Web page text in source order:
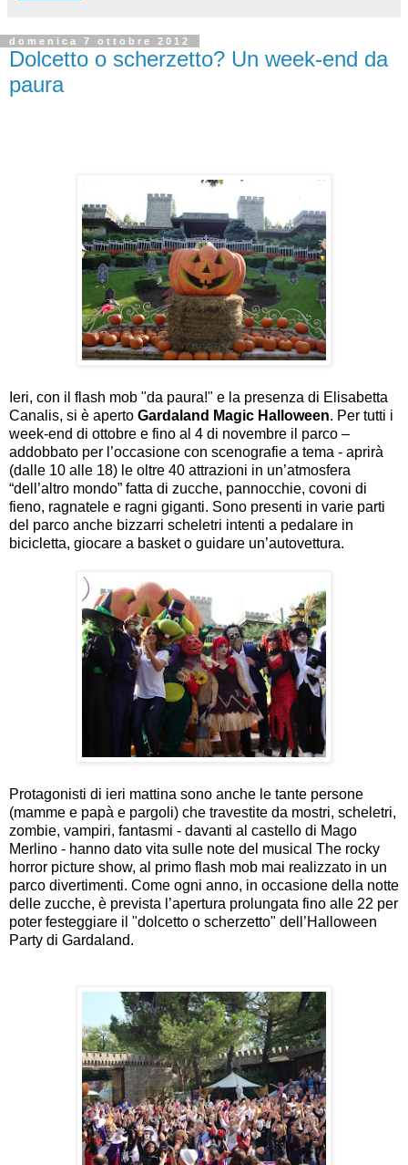
domenica 7 ottobre 2012
Dolcetto o scherzetto? Un week-end da
paura
Ieri, con il flash mob "da paura!" e la presenza di Elisabetta
Canalis, si è aperto Gardaland Magic Halloween. Per tutti i
week-end di ottobre e fino al 4 di novembre il parco –
addobbato per l’occasione con scenografie a tema - aprirà
(dalle 10 alle 18) le oltre 40 attrazioni in un’atmosfera
“dell’altro mondo” fatta di zucche, pannocchie, covoni di
fieno, ragnatele e ragni giganti. Sono presenti in varie parti
del parco anche bizzarri scheletri intenti a pedalare in
bicicletta, giocare a basket o guidare un’autovettura.
Protagonisti di ieri mattina sono anche le tante persone
(mamme e papà e pargoli) che travestite da mostri, scheletri,
zombie, vampiri, fantasmi - davanti al castello di Mago
Merlino - hanno dato vita sulle note del musical The rocky
horror picture show, al primo flash mob mai realizzato in un
parco divertimenti. Come ogni anno, in occasione della notte
delle zucche, è prevista l’apertura prolungata fino alle 22 per
poter festeggiare il "dolcetto o scherzetto" dell’Halloween
Party di Gardaland.